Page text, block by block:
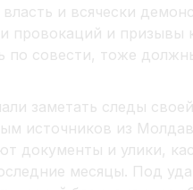
власть и всячески
провокаций и призывы
по совести, тоже
заметать следы
источников из
документы и улики,
месяцы. Под